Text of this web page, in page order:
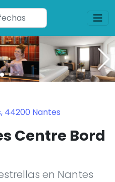
44200 Nantes
Centre Bord
en Nantes